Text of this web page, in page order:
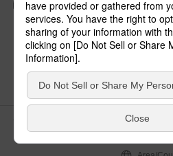
全て
チェック
チェック
した器
パナソニックの電気設
クッキーポ